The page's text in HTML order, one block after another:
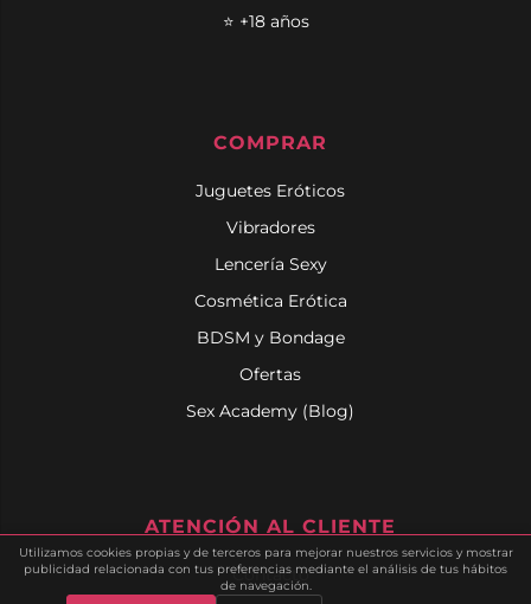
Utilizamos cookies propias y de terceros para mejorar nuestros servicios y mostrar
publicidad relacionada con tus preferencias mediante el análisis de tus hábitos
de navegación.
⭐ +18 años
COMPRAR
Juguetes Eróticos
Vibradores
Lencería Sexy
Cosmética Erótica
BDSM y Bondage
Ofertas
Sex Academy (Blog)
ATENCIÓN AL CLIENTE
Contacto